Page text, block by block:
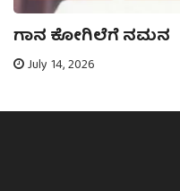
ಗಾನ ಕೋಗಿಲೆಗೆ ನಮನ
July 14, 2026